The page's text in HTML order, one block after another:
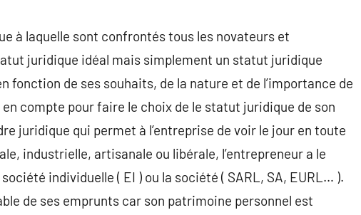
à laquelle sont confrontés tous les novateurs et
juridique idéal mais simplement un statut juridique
fonction de ses souhaits, de la nature et de l’importance de
compte pour faire le choix de le statut juridique de son
juridique qui permet à l’entreprise de voir le jour en toute
industrielle, artisanale ou libérale, l’entrepreneur a le
individuelle ( EI ) ou la société ( SARL, SA, EURL… ).
de ses emprunts car son patrimoine personnel est